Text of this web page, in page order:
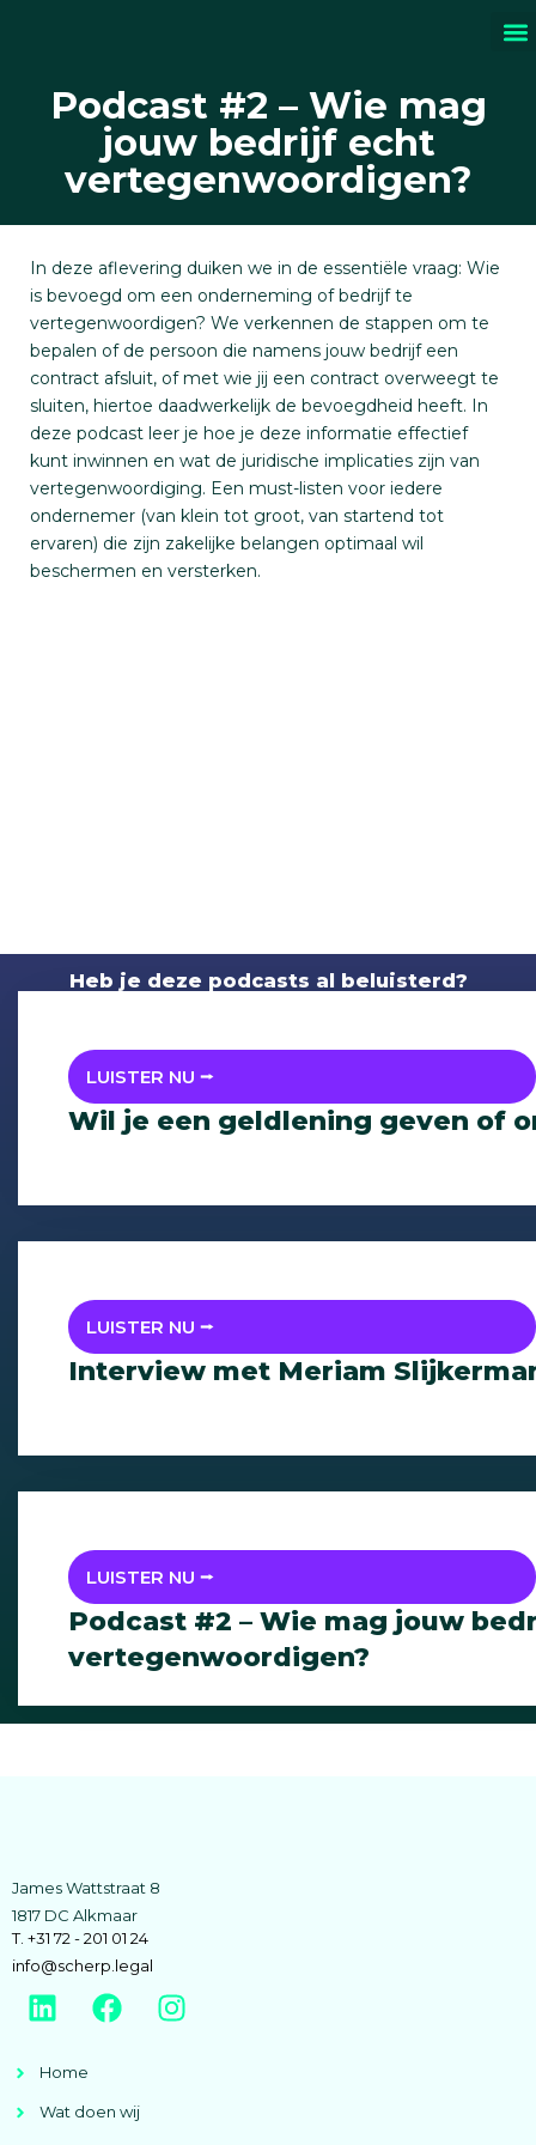
Podcast #2 – Wie mag
jouw bedrijf echt
vertegenwoordigen?
In deze aflevering duiken we in de essentiële vraag: Wie
is bevoegd om een onderneming of bedrijf te
vertegenwoordigen? We verkennen de stappen om te
bepalen of de persoon die namens jouw bedrijf een
contract afsluit, of met wie jij een contract overweegt te
sluiten, hiertoe daadwerkelijk de bevoegdheid heeft. In
deze podcast leer je hoe je deze informatie effectief
kunt inwinnen en wat de juridische implicaties zijn van
vertegenwoordiging. Een must-listen voor iedere
ondernemer (van klein tot groot, van startend tot
ervaren) die zijn zakelijke belangen optimaal wil
beschermen en versterken.
Heb je deze podcasts al beluisterd?
LUISTER NU ⭢
Wil je een geldlening geven of
LUISTER NU ⭢
Interview met Meriam
LUISTER NU ⭢
Podcast #2 – Wie mag jouw
vertegenwoordigen?
James Wattstraat 8
1817 DC Alkmaar
T. +31 72 - 201 01 24
info@scherp.legal
Home
Wat doen wij